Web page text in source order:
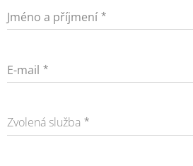
Jméno a příjmení
E-mail
Zvolená služba